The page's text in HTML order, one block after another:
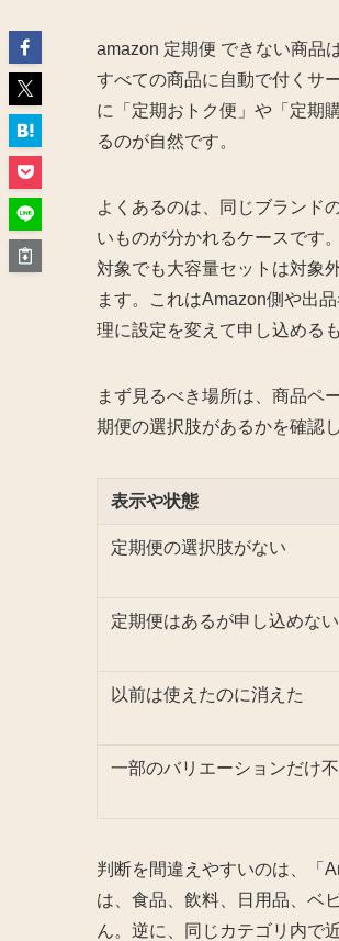
amazon 定期便 できない商品
すべての商品に自動で付くサ
に「定期おトク便」や「定期
るのが自然です。
よくあるのは、同じブランド
いものが分かれるケースです
対象でも大容量セットは対象
ます。これはAmazon側や出
理に設定を変えて申し込める
まず見るべき場所は、商品ペ
期便の選択肢があるかを確認
表示や状態
定期便の選択肢がない
定期便はあるが申し込めない
以前は使えたのに消えた
一部のバリエーションだけ
判断を間違えやすいのは、「
は、食品、飲料、日用品、ベ
ん。逆に、同じカテゴリ内で